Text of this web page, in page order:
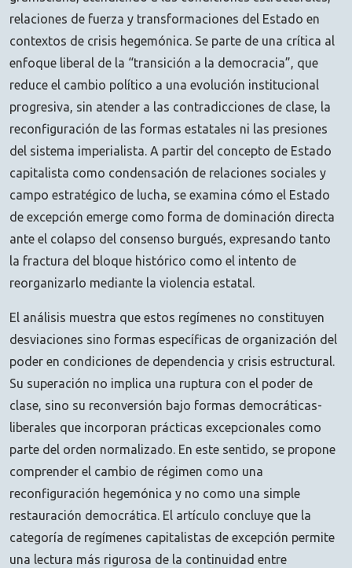
relaciones de fuerza y transformaciones del Estado en
contextos de crisis hegemónica. Se parte de una crítica al
enfoque liberal de la “transición a la democracia”, que
reduce el cambio político a una evolución institucional
progresiva, sin atender a las contradicciones de clase, la
reconfiguración de las formas estatales ni las presiones
del sistema imperialista. A partir del concepto de Estado
capitalista como condensación de relaciones sociales y
campo estratégico de lucha, se examina cómo el Estado
de excepción emerge como forma de dominación directa
ante el colapso del consenso burgués, expresando tanto
la fractura del bloque histórico como el intento de
reorganizarlo mediante la violencia estatal.
El análisis muestra que estos regímenes no constituyen
desviaciones sino formas específicas de organización del
poder en condiciones de dependencia y crisis estructural.
Su superación no implica una ruptura con el poder de
clase, sino su reconversión bajo formas democráticas-
liberales que incorporan prácticas excepcionales como
parte del orden normalizado. En este sentido, se propone
comprender el cambio de régimen como una
reconfiguración hegemónica y no como una simple
restauración democrática. El artículo concluye que la
categoría de regímenes capitalistas de excepción permite
una lectura más rigurosa de la continuidad entre